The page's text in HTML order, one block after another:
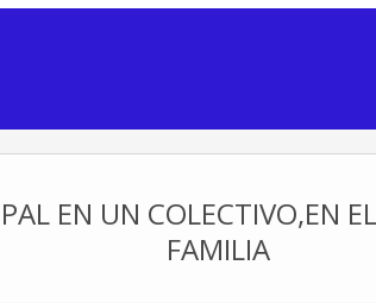
EN UN COLECTIVO,EN
FAMILIA